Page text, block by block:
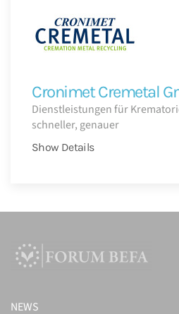
Cronimet Cremetal
Dienstleistungen für
schneller, genauer
Show Details
NEWS